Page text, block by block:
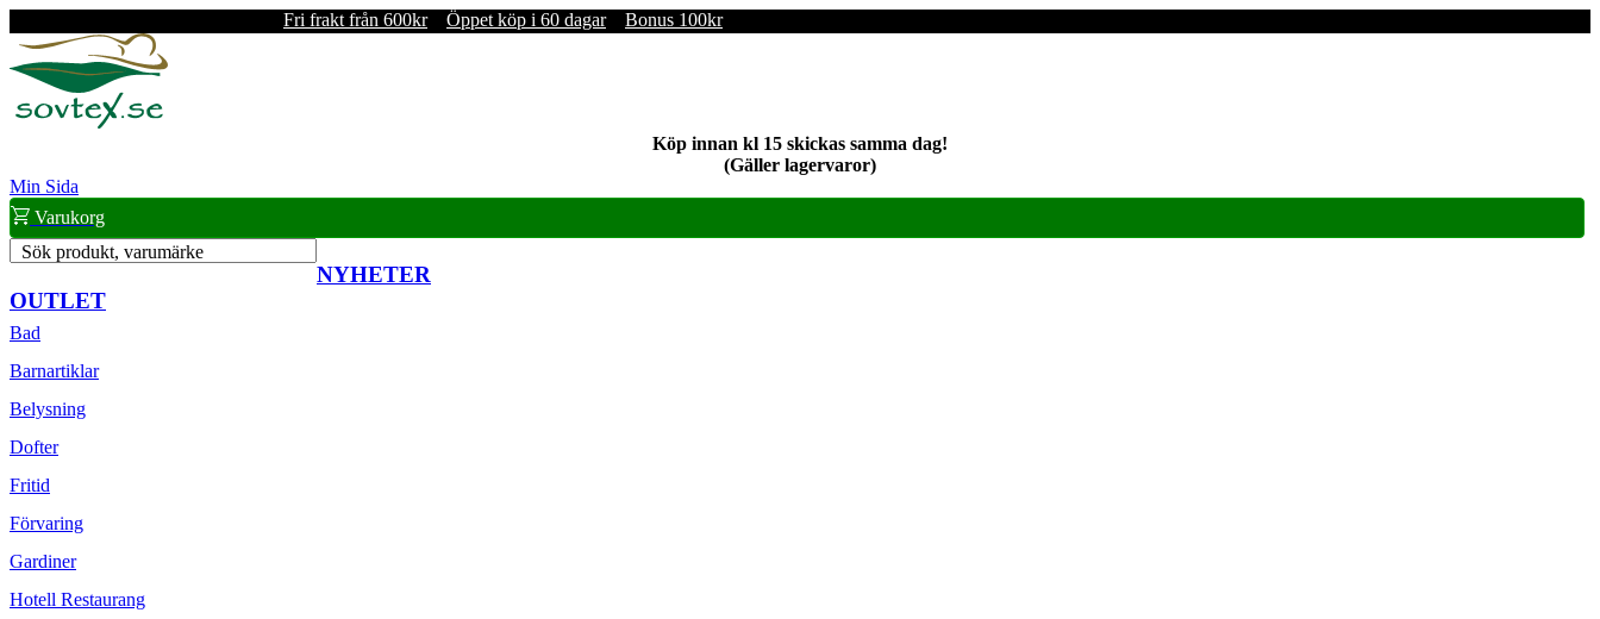
Fri frakt från 600kr Öppet köp i 60 dagar Bonus 100kr
Köp innan kl 15 skickas samma dag!
(Gäller lagervaror)
Min Sida
Varukorg
Sök produkt, varumärke
NYHETER
OUTLET
Bad
Barnartiklar
Belysning
Dofter
Fritid
Förvaring
Gardiner
Hotell Restaurang